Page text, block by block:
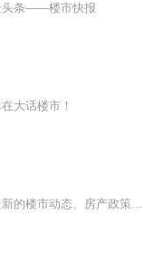
头条——楼市快报
大话楼市！